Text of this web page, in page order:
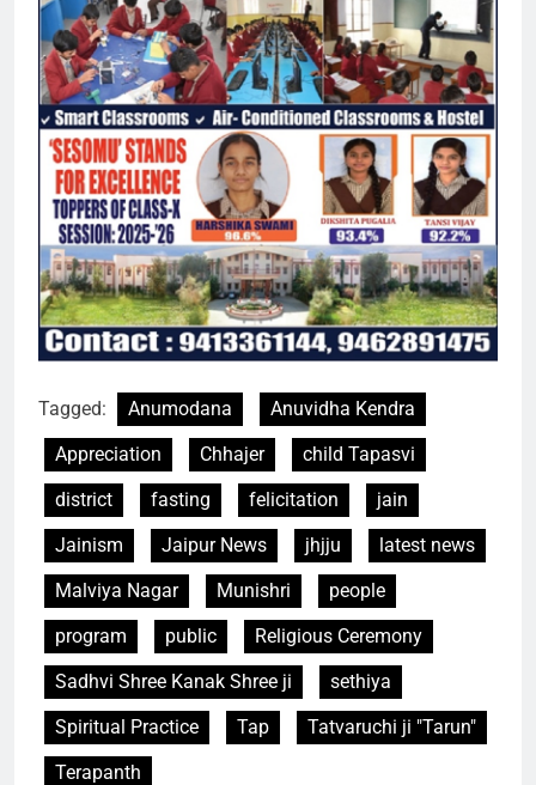
Tagged: Anumodana
Anuvidha Kendra
Appreciation
Chhajer
child Tapasvi
district
fasting felicitation
jain
Jainism
Jaipur News jhjju
latest news
Malviya Nagar
Munishri
people
program
public
Religious Ceremony
Sadhvi Shree Kanak Shree ji
sethiya
Spiritual Practice
Tap
Tatvaruchi ji "Tarun"
Terapanth